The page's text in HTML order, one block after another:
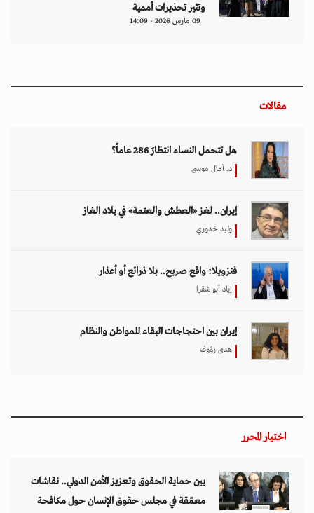
وتثير تحذيرات أممية
09 مارس 2026 - 14:09
مقالات
هل تتحمل النساء انتظارَ 286 عاماً؟
د. آمال موسى
إيران.. لغز «العطش والعتمة» في بلاد الغاز
وليد خدوري
فنزويلا: واقع صريح.. بلا ذرائع أو أعذار
إياد أبو شقرا
إيران بين احتجاجات البقاء للمواطن والنظام
هدى رؤوف
اختيار المحرر
بين حماية الحقوق وتعزيز الأمن الدولي.. نقاشات
معمّقة في مجلس حقوق الإنسان حول مكافحة